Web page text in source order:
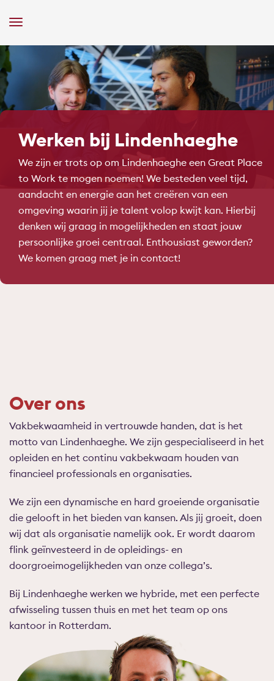
Toggle
Werken bij Lindenhaeghe
We zijn er trots op om Lindenhaeghe een Great Place
to Work te mogen noemen! We besteden veel tijd,
aandacht en energie aan het creëren van een
omgeving waarin jij je talent volop kwijt kan. Hierbij
denken wij graag in mogelijkheden en staat jouw
persoonlijke groei centraal. Enthousiast geworden?
We komen graag met je in contact!
Over ons
Vakbekwaamheid in vertrouwde handen, dat is het
motto van Lindenhaeghe. We zijn gespecialiseerd in het
opleiden en het continu vakbekwaam houden van
financieel professionals en organisaties.
We zijn een dynamische en hard groeiende organisatie
die gelooft in het bieden van kansen. Als jij groeit, doen
wij dat als organisatie namelijk ook. Er wordt daarom
flink geïnvesteerd in de opleidings- en
doorgroeimogelijkheden van onze collega’s.
Bij Lindenhaeghe werken we hybride, met een perfecte
afwisseling tussen thuis en met het team op ons
kantoor in Rotterdam.